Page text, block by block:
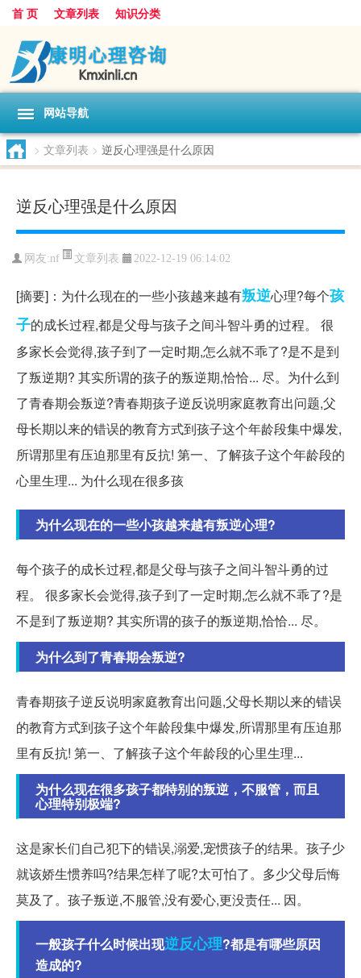
首 页 文章列表 知识分类
网站导航
> 文章列表 > 逆反心理强是什么原因
逆反心理强是什么原因
网友:nf 文章列表 2022-12-19 06:14:02
[摘要]：为什么现在的一些小孩越来越有叛逆心理?每个孩
子的成长过程,都是父母与孩子之间斗智斗勇的过程。 很
多家长会觉得,孩子到了一定时期,怎么就不乖了?是不是到
了叛逆期? 其实所谓的孩子的叛逆期,恰恰... 尽。为什么到
了青春期会叛逆?青春期孩子逆反说明家庭教育出问题,父
母长期以来的错误的教育方式到孩子这个年龄段集中爆发,
所谓那里有压迫那里有反抗! 第一、了解孩子这个年龄段的
心里生理... 为什么现在很多孩
为什么现在的一些小孩越来越有叛逆心理?
每个孩子的成长过程,都是父母与孩子之间斗智斗勇的过
程。 很多家长会觉得,孩子到了一定时期,怎么就不乖了?是
不是到了叛逆期? 其实所谓的孩子的叛逆期,恰恰... 尽。
为什么到了青春期会叛逆?
青春期孩子逆反说明家庭教育出问题,父母长期以来的错误
的教育方式到孩子这个年龄段集中爆发,所谓那里有压迫那
里有反抗! 第一、了解孩子这个年龄段的心里生理...
为什么现在很多孩子都特别的叛逆，不服管，而且
心理特别极端?
这是家长们自己犯下的错误,溺爱,宠惯孩子的结果。孩子少
就该娇生惯养吗?结果怎样了呢?太可怕了。多少父母后悔
莫及了。孩子叛逆,不服管,没有爱心,更没责任... 因。
一般孩子什么时候出现逆反心理?都是有哪些原因
造成的?